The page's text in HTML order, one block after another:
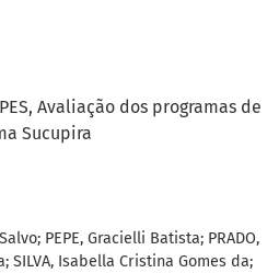
Avaliação dos programas de
Sucupira
PEPE, Gracielli Batista; PRADO,
SILVA, Isabella Cristina Gomes da;